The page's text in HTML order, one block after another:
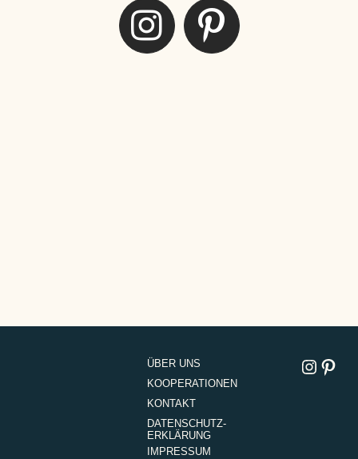
ÜBER UNS
KOOPERATIONEN
KONTAKT
DATENSCHUTZ­
ERKLÄRUNG
IMPRESSUM
Instagram Pinterest